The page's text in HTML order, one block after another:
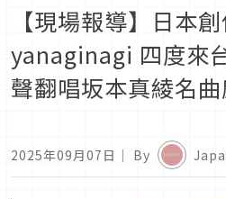
【現場報導】日本
yanaginagi 四度來
聲翻唱坂本真綾名
2025年09月07日 ｜ By